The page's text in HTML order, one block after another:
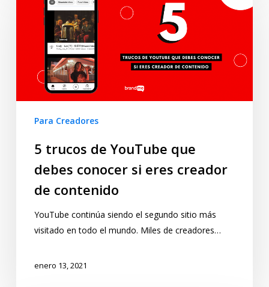
Para Creadores
5 trucos de YouTube que
debes conocer si eres creador
de contenido
YouTube continúa siendo el segundo sitio más
visitado en todo el mundo. Miles de creadores…
enero 13, 2021